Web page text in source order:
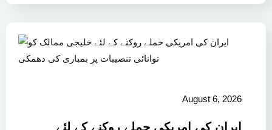
August 6, 2026
ایران کی امریکی حملے روکنے کے لئے